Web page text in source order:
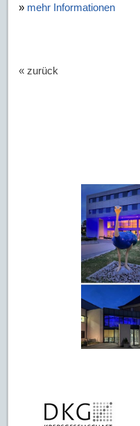
» mehr Informationen
« zurück